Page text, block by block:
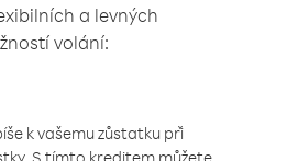
a levných
volání:
k vašemu zůstatku při